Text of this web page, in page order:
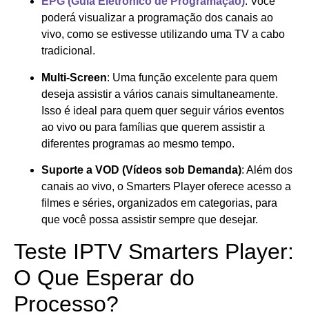
poderá visualizar a programação dos canais ao
vivo, como se estivesse utilizando uma TV a cabo
tradicional.
Multi-Screen: Uma função excelente para quem
deseja assistir a vários canais simultaneamente.
Isso é ideal para quem quer seguir vários eventos
ao vivo ou para famílias que querem assistir a
diferentes programas ao mesmo tempo.
Suporte a VOD (Vídeos sob Demanda): Além dos
canais ao vivo, o Smarters Player oferece acesso a
filmes e séries, organizados em categorias, para
que você possa assistir sempre que desejar.
Teste IPTV Smarters Player:
O Que Esperar do
Processo?